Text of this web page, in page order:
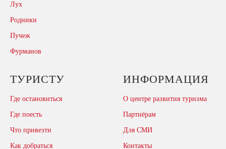
Лух
Родники
Пучеж
Фурманов
ТУРИСТУ
Где остановиться
Где поесть
Что привезти
Как добраться
ИНФОРМАЦИЯ
О центре развития туризма
Партнёрам
Для СМИ
Контакты